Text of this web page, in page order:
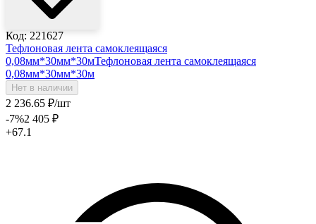
Код: 221627
Тефлоновая лента самоклеящаяся
0,08мм*30мм*30мТефлоновая лента самоклеящаяся
0,08мм*30мм*30м
Нет в наличии
2 236.65 ₽/шт
-7%2 405 ₽
+67.1